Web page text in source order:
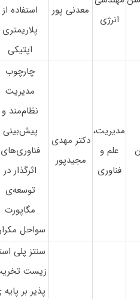
انرژی
معدنی پور
استفاده از
پلاریمتری
اپتیکی
مدیریت،
علم و
فناوری
دکتر مهدی
مجیدپور
چارچوب
مدیریت
نظام‌مند و
پیش‌بینی
فناوری‌های
اثرگذار در
توسعه‌ی
مگاپورت
سواحل
سنتز پلی
زیست
پذیر بر